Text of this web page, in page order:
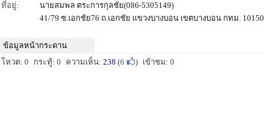
ที่อยู่:
นายสมพล ตระการกุลชัย(086-5305149)
41/79 ซ.เอกชัย76 ถ.เอกชัย แขวงบางบอน เขตบางบอน กทม. 10150
ข้อมูลหน้ากระดาน
โหวต: 0
กระทู้: 0 ความเห็น: 238 (6 ) เข้าชม: 0